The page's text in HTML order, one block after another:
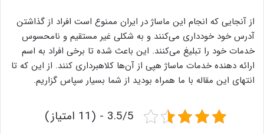
از آنجایی که انجام این ماساژ در ایران ممنوع است افراد از گذاشتن
آدرس خود خودداری می‌کنند و به شکلی غیر مستقیم و نامحسوس
خدمات خود را تبلیغ می‌کنند. این باعث شده تا برخی افراد به اسم
ارائه دهنده خدمات ماساژ هپی از آن‌ها کلاهبرداری کنند. از این که تا
انتهای این مقاله با ما همراه بودید از شما بسیار سپاس گزاریم.
3.5/5 - (11 امتیاز)